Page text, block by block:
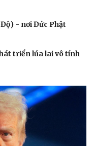
- nơi Đức Phật
triển lúa lai vô tính